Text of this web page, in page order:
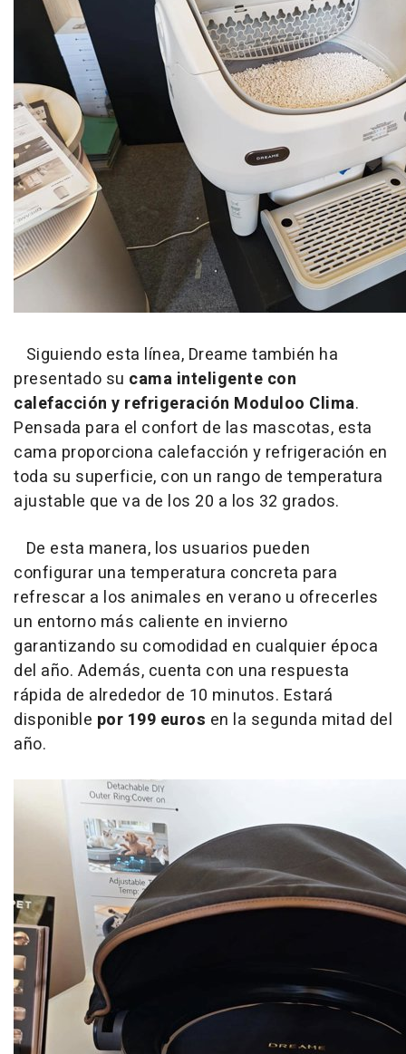
Siguiendo esta línea, Dreame también ha
presentado su cama inteligente con
calefacción y refrigeración Moduloo Clima.
Pensada para el confort de las mascotas, esta
cama proporciona calefacción y refrigeración en
toda su superficie, con un rango de temperatura
ajustable que va de los 20 a los 32 grados.
De esta manera, los usuarios pueden
configurar una temperatura concreta para
refrescar a los animales en verano u ofrecerles
un entorno más caliente en invierno
garantizando su comodidad en cualquier época
del año. Además, cuenta con una respuesta
rápida de alrededor de 10 minutos. Estará
disponible por 199 euros en la segunda mitad del
año.